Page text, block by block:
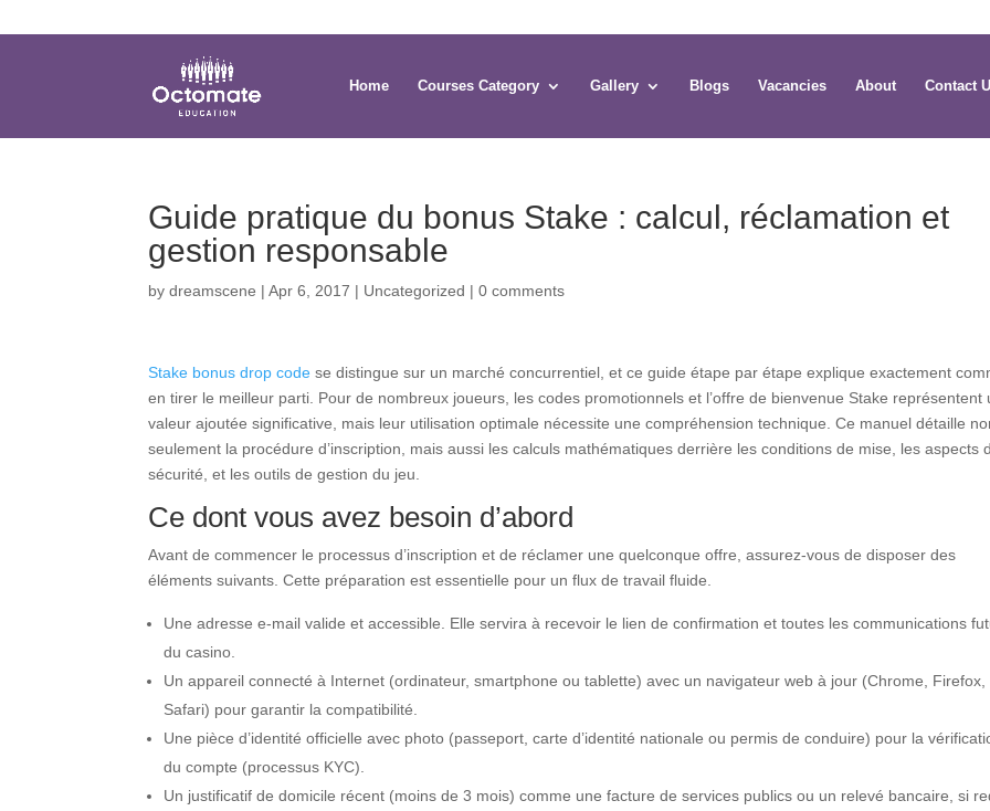
Home Courses Category Gallery Blogs Vacancies About Contact
Guide pratique du bonus Stake : calcul, réclamation et
gestion responsable
bydreamscene |Apr 6, 2017 | Uncategorized |0 comments
Stake bonus drop code se distingue sur un marché concurrentiel, et ce guide étape par étape explique exactement
en tirer le meilleur parti. Pour de nombreux joueurs, les codes promotionnels et l’offre de bienvenue Stake représentent
valeur ajoutée significative, mais leur utilisation optimale nécessite une compréhension technique. Ce manuel détaille
seulement la procédure d’inscription, mais aussi les calculs mathématiques derrière les conditions de mise, les aspects
sécurité, et les outils de gestion du jeu.
Ce dont vous avez besoin d’abord
Avant de commencer le processus d’inscription et de réclamer une quelconque offre, assurez-vous de disposer des
éléments suivants. Cette préparation est essentielle pour un flux de travail fluide.
Une adresse e-mail valide et accessible. Elle servira à recevoir le lien de confirmation et toutes les communications
du casino.
Un appareil connecté à Internet (ordinateur, smartphone ou tablette) avec un navigateur web à jour (Chrome, Firefox,
Safari) pour garantir la compatibilité.
Une pièce d’identité officielle avec photo (passeport, carte d’identité nationale ou permis de conduire) pour la
du compte (processus KYC).
Un justificatif de domicile récent (moins de 3 mois) comme une facture de services publics ou un relevé bancaire, si